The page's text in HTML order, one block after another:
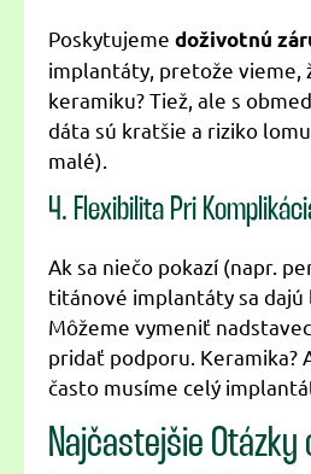
Poskytujeme doživotnú
implantáty, pretože vieme,
keramiku? Tiež, ale s
dáta sú kratšie a riziko
malé).
4. Flexibilita Pri
Ak sa niečo pokazí (napr.
titánové implantáty sa dajú
Môžeme vymeniť
pridať podporu. Keramika?
často musíme celý
Najčastejšie Otázky